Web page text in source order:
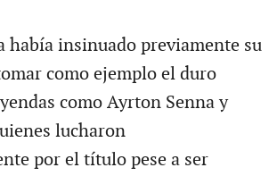
había insinuado previamente su
como ejemplo el duro
como Ayrton Senna y
lucharon
por el título pese a ser